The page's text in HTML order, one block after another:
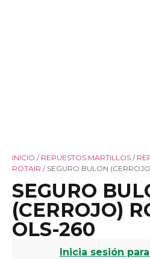
INICIO / REPUESTOS MARTILLOS /
ROTAIR / SEGURO BULON
SEGURO
(CERROJO)
OLS-260
Inicia sesión